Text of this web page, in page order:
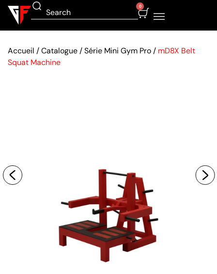
0
Accueil /Catalogue /Série Mini Gym Pro / mD8X Belt
Squat Machine